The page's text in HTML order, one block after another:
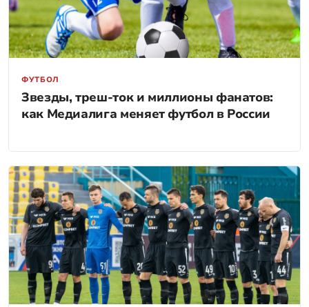
ФУТБОЛ
Звезды, треш-ток и миллионы фанатов:
как Медиалига меняет футбол в России